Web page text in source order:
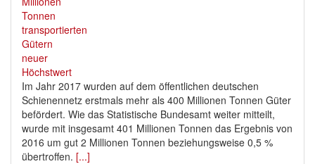
Im Jahr 2017 wurden auf dem öffentlichen deutschen
Schienennetz erstmals mehr als 400 Millionen Tonnen Güter
befördert. Wie das Statistische Bundesamt weiter mitteilt,
wurde mit insgesamt 401 Millionen Tonnen das Ergebnis von
2016 um gut 2 Millionen Tonnen beziehungsweise 0,5 %
übertroffen. [...]